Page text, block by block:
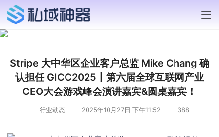
Stripe 大中华区企业客户总监 Mike Chang 确
认担任 GICC2025丨第六届全球互联网产业
CEO大会游戏峰会演讲嘉宾&圆桌嘉宾！
行业动态 2025年10月27日 下午11:52 388